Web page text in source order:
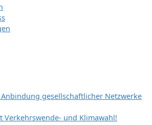
gesellschaftlicher Netzwerke
Verkehrswende- und Klimawahl!